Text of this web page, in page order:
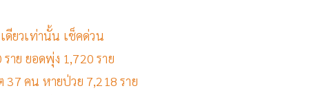
ดียวเท่านั้น เช็คด่วน
าย ยอดพุ่ง 1,720 ราย
37 คน หายป่วย 7,218 ราย